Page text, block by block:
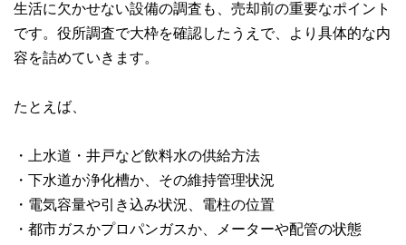
生活に欠かせない設備の調査も、売却前の重要なポイント
です。役所調査で大枠を確認したうえで、より具体的な内
容を詰めていきます。
たとえば、
・上水道・井戸など飲料水の供給方法
・下水道か浄化槽か、その維持管理状況
・電気容量や引き込み状況、電柱の位置
・都市ガスかプロパンガスか、メーターや配管の状態